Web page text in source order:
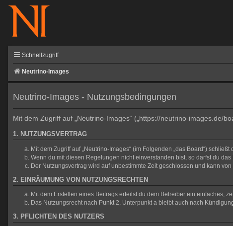
Schnellzugriff
Neutrino-Images
Neutrino-Images - Nutzungsbedingungen
Mit dem Zugriff auf „Neutrino-Images“ („https://neutrino-images.de/
1. NUTZUNGSVERTRAG
Mit dem Zugriff auf „Neutrino-Images“ (im Folgenden „das Board“)
Wenn du mit diesen Regelungen nicht einverstanden bist, so darfst du
Der Nutzungsvertrag wird auf unbestimmte Zeit geschlossen und kann
2. EINRÄUMUNG VON NUTZUNGSRECHTEN
Mit dem Erstellen eines Beitrags erteilst du dem Betreiber ein einfaches,
Das Nutzungsrecht nach Punkt 2, Unterpunkt a bleibt auch nach
3. PFLICHTEN DES NUTZERS